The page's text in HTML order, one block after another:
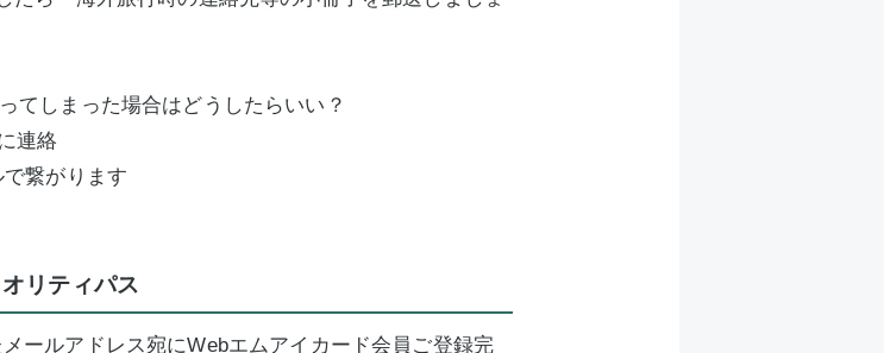
てしまった場合はどうしたらいい？
連絡
繋がります
リティパス
ールアドレス宛にWebエムアイカード会員ご登録完